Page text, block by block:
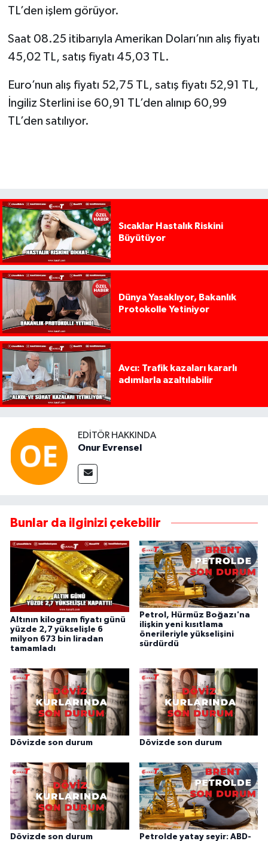
TL’den işlem görüyor.
Saat 08.25 itibarıyla Amerikan Doları’nın alış fiyatı
45,02 TL, satış fiyatı 45,03 TL.
Euro’nun alış fiyatı 52,75 TL, satış fiyatı 52,91 TL,
İngiliz Sterlini ise 60,91 TL’den alınıp 60,99
TL’den satılıyor.
Sıcaklar Hastalık Riskini
Büyütüyor
Dünya Yasaklıyor, Bakanlık
Protokolle Yetiniyor
Avcı: Trafik kazaları kararlı
adımlarla azaltılabilir
EDITÖR HAKKINDA
Onur Evrensel
Bunlar da ilginizi çekebilir
Altının kilogram fiyatı günü
yüzde 2,7 yükselişle 6
milyon 673 bin liradan
tamamladı
Petrol, Hürmüz Boğazı'na
ilişkin yeni kısıtlama
önerileriyle yükselişini
sürdürdü
Dövizde son durum Dövizde son durum
Dövizde son durum Petrolde yatay seyir: ABD-